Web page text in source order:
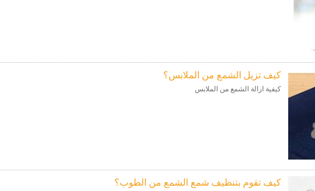
كيف تزيل الشمع من الملابس؟
كيفية ازالة الشمع من الملابس
كيف تقوم بتنظيف شمع الشمع من الطوب؟